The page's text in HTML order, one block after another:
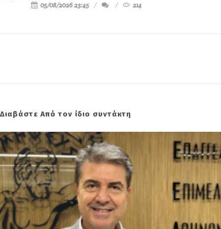
05/08/2026 23:45
214
Διαβάστε Από τον ίδιο συντάκτη